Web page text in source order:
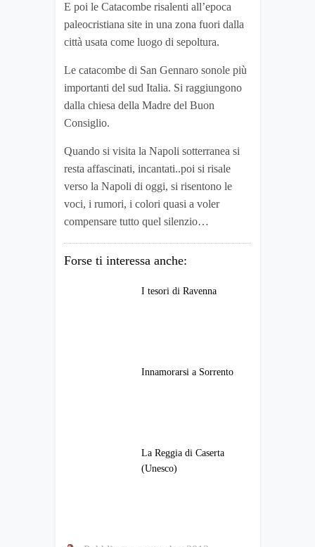
E poi le Catacombe risalenti all’epoca
paleocristiana site in una zona fuori dalla
città usata come luogo di sepoltura.
Le catacombe di San Gennaro sonole più
importanti del sud Italia. Si raggiungono
dalla chiesa della Madre del Buon
Consiglio.
Quando si visita la Napoli sotterranea si
resta affascinati, incantati..poi si risale
verso la Napoli di oggi, si risentono le
voci, i rumori, i colori quasi a voler
compensare tutto quel silenzio…
Forse ti interessa anche:
I tesori di Ravenna
Innamorarsi a Sorrento
La Reggia di Caserta
(Unesco)